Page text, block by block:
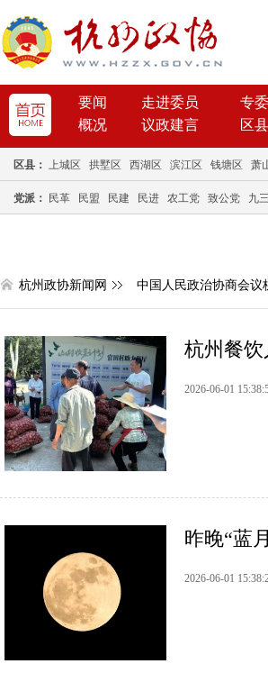
要闻 走进委员
专
概况
议政建言 区县
区县： 上城区 拱墅区 西湖区 滨江区 钱塘区 萧
党派： 民革 民盟 民建 民进 农工党 致公党 九
杭州政协新闻网 中国人民政治协商会议
杭州餐
2026-06-01
昨晚“蓝
2026-06-01